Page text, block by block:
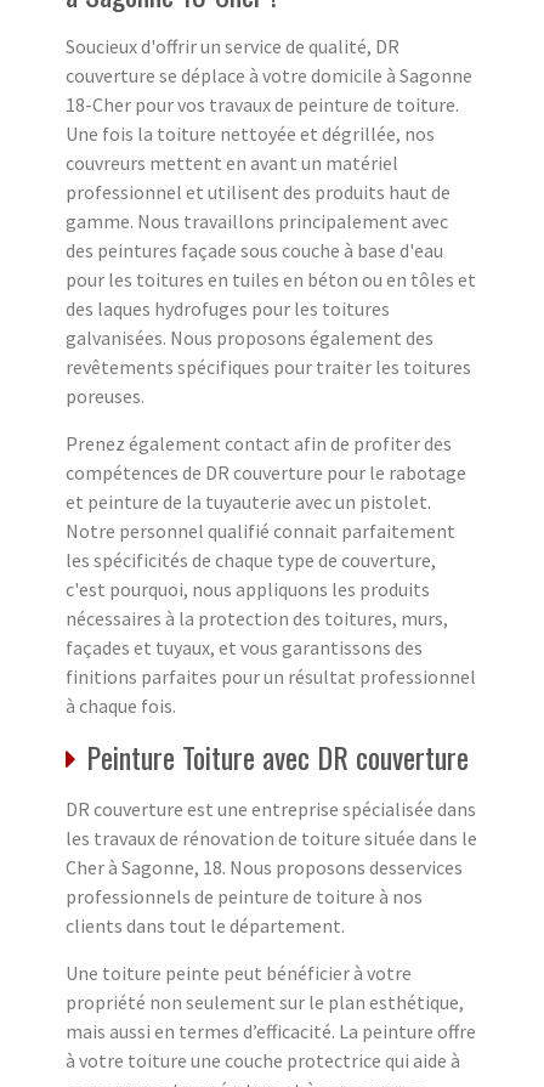
Soucieux d'offrir un service de qualité, DR
couverture se déplace à votre domicile à Sagonne
18-Cher pour vos travaux de peinture de toiture.
Une fois la toiture nettoyée et dégrillée, nos
couvreurs mettent en avant un matériel
professionnel et utilisent des produits haut de
gamme. Nous travaillons principalement avec
des peintures façade sous couche à base d'eau
pour les toitures en tuiles en béton ou en tôles et
des laques hydrofuges pour les toitures
galvanisées. Nous proposons également des
revêtements spécifiques pour traiter les toitures
poreuses.
Prenez également contact afin de profiter des
compétences de DR couverture pour le rabotage
et peinture de la tuyauterie avec un pistolet.
Notre personnel qualifié connait parfaitement
les spécificités de chaque type de couverture,
c'est pourquoi, nous appliquons les produits
nécessaires à la protection des toitures, murs,
façades et tuyaux, et vous garantissons des
finitions parfaites pour un résultat professionnel
à chaque fois.
Peinture Toiture avec DR couverture
DR couverture est une entreprise spécialisée dans
les travaux de rénovation de toiture située dans le
Cher à Sagonne, 18. Nous proposons desservices
professionnels de peinture de toiture à nos
clients dans tout le département.
Une toiture peinte peut bénéficier à votre
propriété non seulement sur le plan esthétique,
mais aussi en termes d’efficacité. La peinture offre
à votre toiture une couche protectrice qui aide à